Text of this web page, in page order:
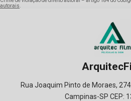
autorais
Rua Joaquim Pinto de Moraes,
Campinas-SP CEP: